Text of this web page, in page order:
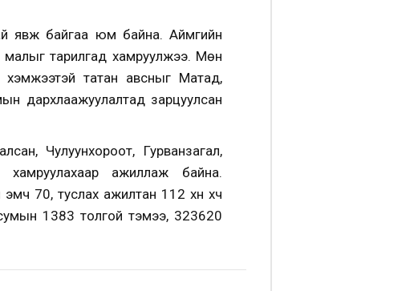
явж байгаа юм байна. Аймгийн
тарилгад хамруулжээ. Мөн
татан авсныг Матад,
дархлаажуулалтад зарцуулсан
Чулуунхороот, Гурванзагал,
ажиллаж байна.
70, туслах ажилтан 112 хүн хүч
1383 толгой тэмээ, 323620